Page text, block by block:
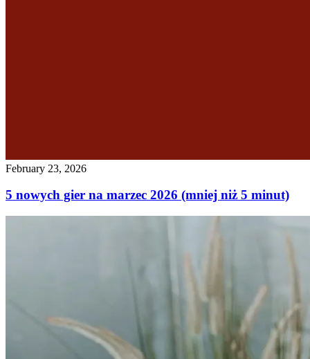
February 23, 2026
5 nowych gier na marzec 2026 (mniej niż 5 minut)